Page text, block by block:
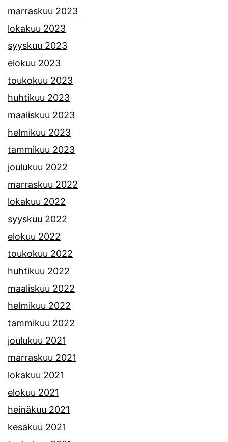
marraskuu 2023
lokakuu 2023
syyskuu 2023
elokuu 2023
toukokuu 2023
huhtikuu 2023
maaliskuu 2023
helmikuu 2023
tammikuu 2023
joulukuu 2022
marraskuu 2022
lokakuu 2022
syyskuu 2022
elokuu 2022
toukokuu 2022
huhtikuu 2022
maaliskuu 2022
helmikuu 2022
tammikuu 2022
joulukuu 2021
marraskuu 2021
lokakuu 2021
elokuu 2021
heinäkuu 2021
kesäkuu 2021